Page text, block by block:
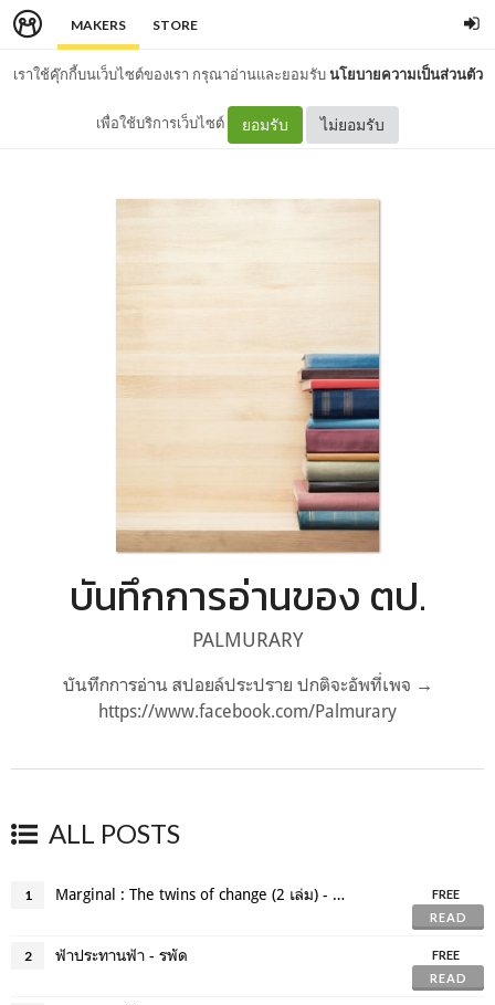
MAKERS STORE
เราใช้คุ๊กกี้บนเว็บไซต์ของเรา กรุณาอ่านและยอมรับนโยบายความเป็นส่วนตัว
เพื่อใช้บริการเว็บไซต์ ยอมรับ ไม่ยอมรับ
บันทึกการอ่านของ ตป.
PALMURARY
บันทึกการอ่าน สปอยล์ประปราย ปกติจะอัพที่เพจ →
https://www.facebook.com/Palmurary
ALL POSTS
1 Marginal : The twins of change (2 เล่ม) - พัณณิดา ภูมิวัฒน์
FREE
READ
2 ฟ้าประทานฟ้า - รพัด
FREE
READ